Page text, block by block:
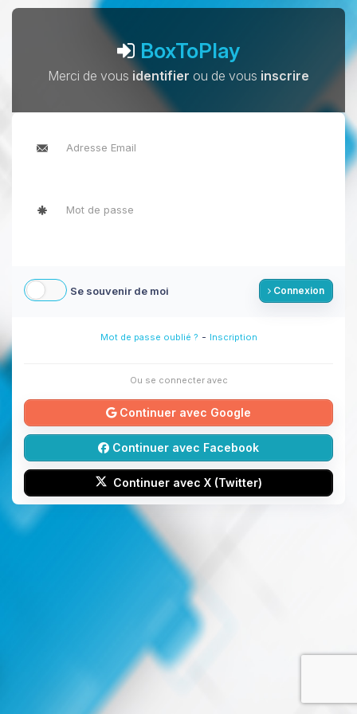
BoxToPlay
Merci de vous identifier ou de vous inscrire
Se souvenir de moi Connexion
Mot de passe oublié ? - Inscription
Ou se connecter avec
Continuer avec Google
Continuer avec Facebook
Continuer avec X (Twitter)